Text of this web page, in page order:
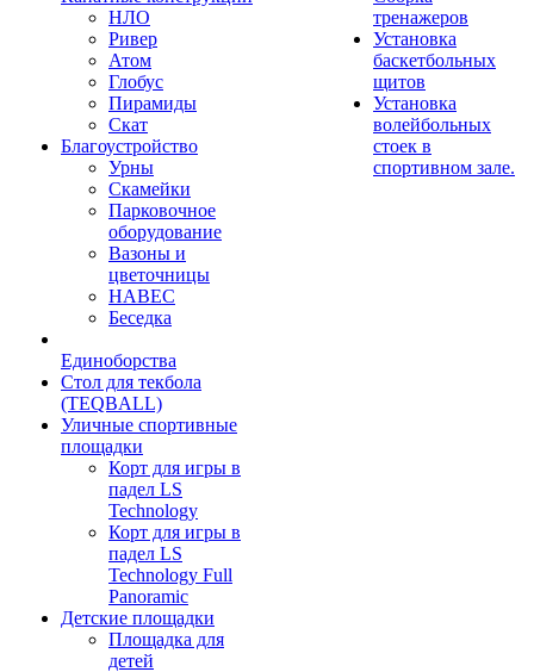
НЛО
Ривер
Атом
Глобус
Пирамиды
Скат
Благоустройство
Урны
Скамейки
Парковочное
оборудование
Вазоны и
цветочницы
НАВЕС
Беседка
Единоборства
Стол для текбола
(TEQBALL)
Уличные спортивные
площадки
Корт для игры в
падел LS
Technology
Корт для игры в
падел LS
Technology Full
Panoramic
Детские площадки
Площадка для
детей
тренажеров
Установка
баскетбольных
щитов
Установка
волейбольных
стоек в
спортивном зале.